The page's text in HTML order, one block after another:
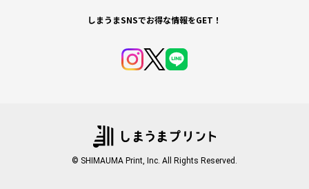
しまうまSNSでお得な情報をGET！
© SHIMAUMA Print, Inc. All Rights Reserved.